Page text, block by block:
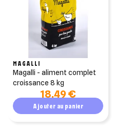
MAGALLI
magalli - aliment complet
croissance 8 kg
18,49 €
Ajouter au panier